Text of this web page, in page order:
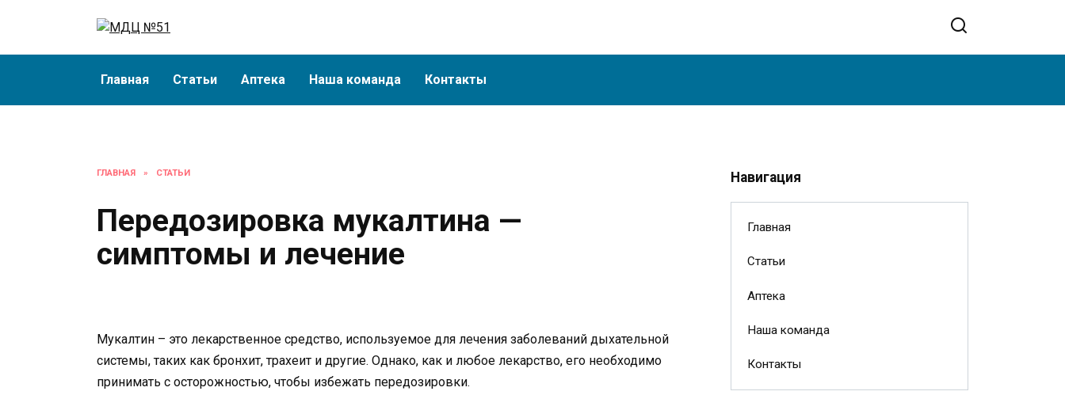
Главная Статьи Аптека Наша команда Контакты
ГЛАВНАЯ » СТАТЬИ
Передозировка мукалтина —
симптомы и лечение
Мукалтин – это лекарственное средство, используемое для лечения заболеваний дыхательной
системы, таких как бронхит, трахеит и другие. Однако, как и любое лекарство, его необходимо
принимать с осторожностью, чтобы избежать передозировки.
Навигация
Главная
Статьи
Аптека
Наша команда
Контакты